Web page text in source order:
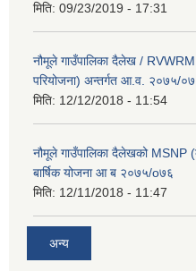
मिति: 09/23/2019 - 17:31
नौमूले गाउँपालिका दैलेख /
परियोजना) अन्तर्गत आ.व. २०७५/०७६
मिति: 12/12/2018 - 11:54
नौमूले गाउँपालिका दैलेखको MSNP
बार्षिक योजना आ ब २०७५/o७६
मिति: 12/11/2018 - 11:47
अन्य